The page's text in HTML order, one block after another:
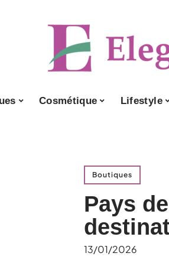
Cosmétique Lifestyle
Boutiques
Pays
13/01/2026